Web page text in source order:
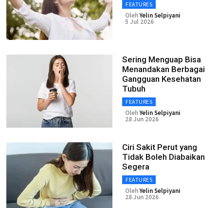
FEATURES
OlehYelin Selpiyani
5 Jul 2026
Sering Menguap Bisa
Menandakan Berbagai
Gangguan Kesehatan
Tubuh
FEATURES
OlehYelin Selpiyani
28 Jun 2026
Ciri Sakit Perut yang
Tidak Boleh Diabaikan
Segera
FEATURES
OlehYelin Selpiyani
28 Jun 2026